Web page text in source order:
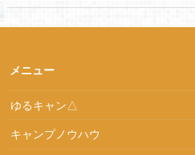
メニュー
ゆるキャン△
キャンプノウハウ